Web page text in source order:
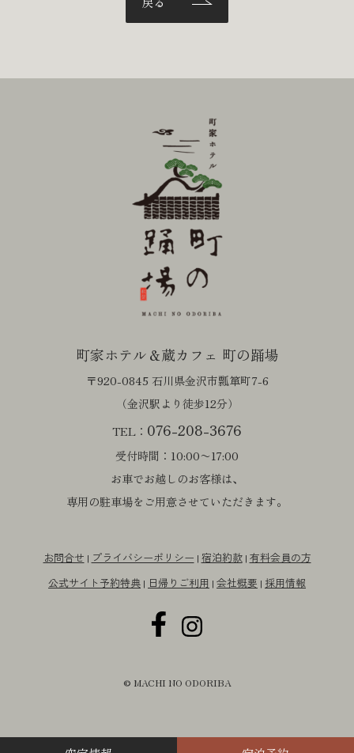
町家ホテル＆蔵カフェ 町の踊場
〒920-0845 石川県金沢市瓢箪町7-6
（金沢駅より徒歩12分）
TEL： 076-208-3676
受付時間：10:00〜17:00
お車でお越しのお客様は、
専用の駐車場をご用意させていただきます。
お問合せ | プライバシーポリシー | 宿泊約款| 有料会員の方
公式サイト予約特典 | 日帰りご利用 | 会社概要 | 採用情報
© MACHI NO ODORIBA